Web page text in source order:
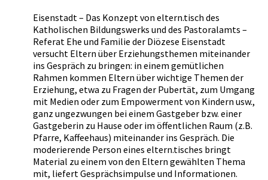
Eisenstadt – Das Konzept von eltern.tisch des
Katholischen Bildungswerks und des Pastoralamts –
Referat Ehe und Familie der Diözese Eisenstadt
versucht Eltern über Erziehungsthemen miteinander
ins Gespräch zu bringen: in einem gemütlichen
Rahmen kommen Eltern über wichtige Themen der
Erziehung, etwa zu Fragen der Pubertät, zum Umgang
mit Medien oder zum Empowerment von Kindern usw.,
ganz ungezwungen bei einem Gastgeber bzw. einer
Gastgeberin zu Hause oder im öffentlichen Raum (z.B.
Pfarre, Kaffeehaus) miteinander ins Gespräch. Die
moderierende Person eines eltern.tisches bringt
Material zu einem von den Eltern gewählten Thema
mit, liefert Gesprächsimpulse und Informationen.